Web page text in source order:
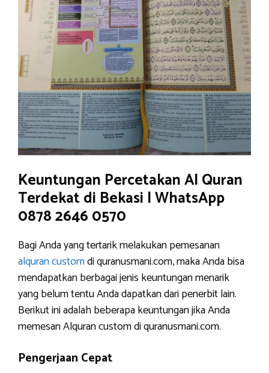
Keuntungan Percetakan Al Quran
Terdekat di Bekasi | WhatsApp
0878 2646 0570
Bagi Anda yang tertarik melakukan pemesanan
alquran customdi quranusmani.com, maka Anda bisa
mendapatkan berbagai jenis keuntungan menarik
yang belum tentu Anda dapatkan dari penerbit lain.
Berikut ini adalah beberapa keuntungan jika Anda
memesan Alquran custom di quranusmani.com.
Pengerjaan Cepat